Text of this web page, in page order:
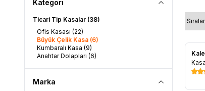
Kategori
Ticari Tip Kasalar (38)
Ofis Kasası (22)
Büyük Çelik Kasa (6)
Kumbaralı Kasa (9)
Anahtar Dolapları (6)
Marka
Kale